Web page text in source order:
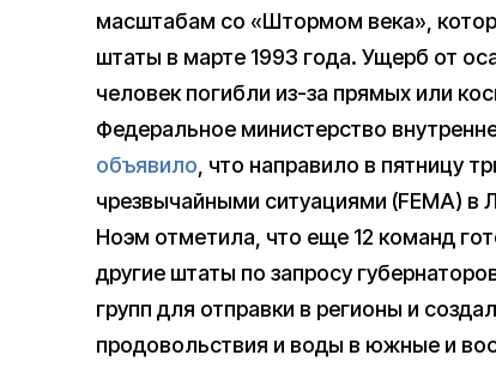
масштабам со «Штормом века»,
штаты в марте 1993 года. Ущерб от
человек погибли из-за прямых или
Федеральное министерство
объявило, что направило в пятницу
чрезвычайными ситуациями (FEMA) в
Ноэм отметила, что еще 12 команд
другие штаты по запросу
групп для отправки в регионы и
продовольствия и воды в южные и